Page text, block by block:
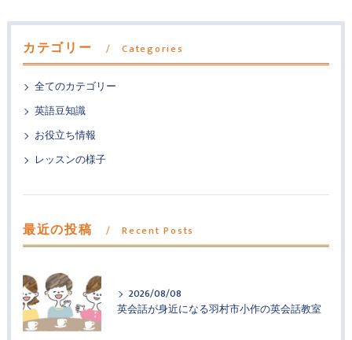
カテゴリー Categories
全てのカテゴリー
英語豆知識
お役立ち情報
レッスンの様子
最近の投稿 Recent Posts
2026/08/08
英会話が身近になる羽村市小作の英会話教室